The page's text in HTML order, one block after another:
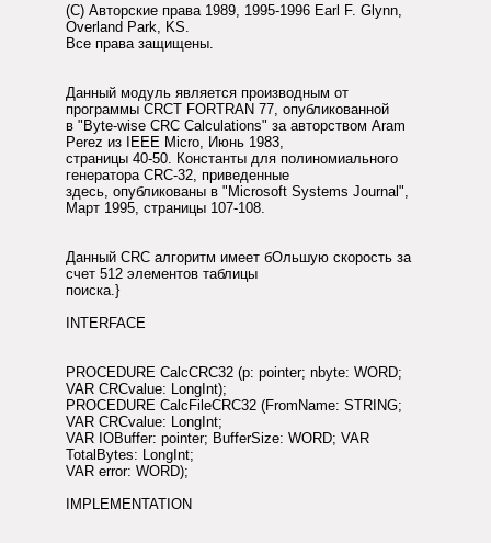
(C) Авторские права 1989, 1995-1996 Earl F. Glynn,
Overland Park, KS.
Все права защищены.
Данный модуль является производным от
программы CRCT FORTRAN 77, опубликованной
в "Byte-wise CRC Calculations" за авторством Aram
Perez из IEEE Micro, Июнь 1983,
страницы 40-50. Константы для полиномиального
генератора CRC-32, приведенные
здесь, опубликованы в "Microsoft Systems Journal",
Март 1995, страницы 107-108.
Данный CRC алгоритм имеет бОльшую скорость за
счет 512 элементов таблицы
поиска.}
INTERFACE
PROCEDURE CalcCRC32 (p: pointer; nbyte: WORD;
VAR CRCvalue: LongInt);
PROCEDURE CalcFileCRC32 (FromName: STRING;
VAR CRCvalue: LongInt;
VAR IOBuffer: pointer; BufferSize: WORD; VAR
TotalBytes: LongInt;
VAR error: WORD);
IMPLEMENTATION